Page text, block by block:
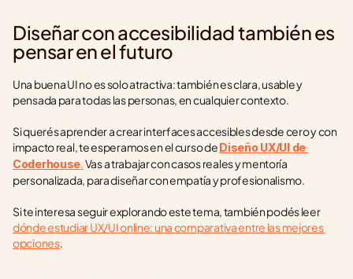
Diseñar con accesibilidad también es
pensar en el futuro
Una buena UI no es solo atractiva: también es clara, usable y
pensada para todas las personas, en cualquier contexto.
Si querés aprender a crear interfaces accesibles desde cero y con
impacto real, te esperamos en el curso de Diseño UX/UI de
Coderhouse. Vas a trabajar con casos reales y mentoría
personalizada, para diseñar con empatía y profesionalismo.
Si te interesa seguir explorando este tema, también podés leer
dónde estudiar UX/UI online: una comparativa entre las mejores
opciones.